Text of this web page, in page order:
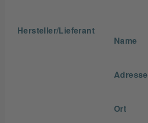
Hersteller/Lieferant
Name
Adresse
Ort